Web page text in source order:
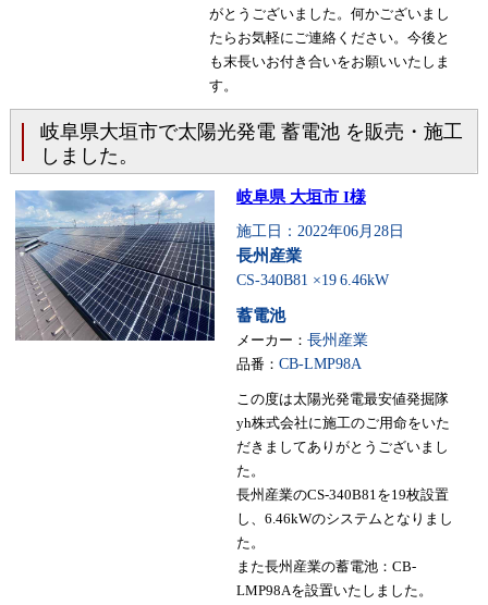
がとうございました。何かございまし
たらお気軽にご連絡ください。今後と
も末長いお付き合いをお願いいたしま
す。
岐阜県大垣市で太陽光発電 蓄電池 を販売・施工
しました。
岐阜県 大垣市 I様
施工日：2022年06月28日
長州産業
CS-340B81 ×19 6.46kW
蓄電池
メーカー： 長州産業
品番： CB-LMP98A
この度は太陽光発電最安値発掘隊
yh株式会社に施工のご用命をいた
だきましてありがとうございまし
た。
長州産業のCS-340B81を19枚設置
し、6.46kWのシステムとなりまし
た。
また長州産業の蓄電池：CB-
LMP98Aを設置いたしました。